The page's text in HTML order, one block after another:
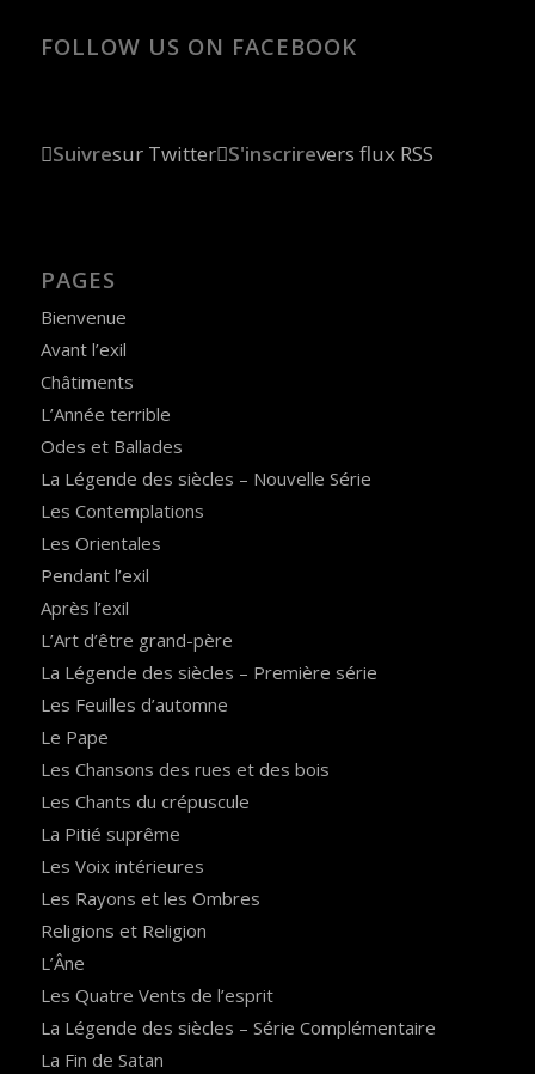
FOLLOW US ON FACEBOOK
Suivresur Twitter S'inscrirevers flux RSS
PAGES
Bienvenue
Avant l’exil
Châtiments
L’Année terrible
Odes et Ballades
La Légende des siècles – Nouvelle Série
Les Contemplations
Les Orientales
Pendant l’exil
Après l’exil
L’Art d’être grand-père
La Légende des siècles – Première série
Les Feuilles d’automne
Le Pape
Les Chansons des rues et des bois
Les Chants du crépuscule
La Pitié suprême
Les Voix intérieures
Les Rayons et les Ombres
Religions et Religion
L’Âne
Les Quatre Vents de l’esprit
La Légende des siècles – Série Complémentaire
La Fin de Satan